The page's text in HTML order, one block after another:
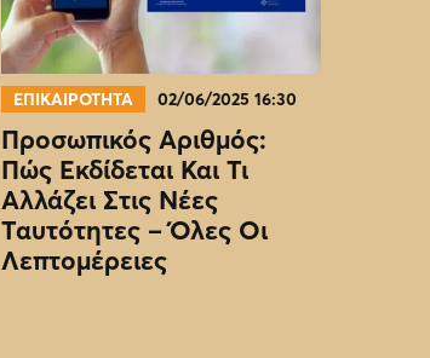
ΕΠΙΚΑΙΡΟΤΗΤΑ 02/06/2025 16:30
Προσωπικός Αριθμός:
Πώς Εκδίδεται Και Τι
Αλλάζει Στις Νέες
Ταυτότητες – Όλες Οι
Λεπτομέρειες